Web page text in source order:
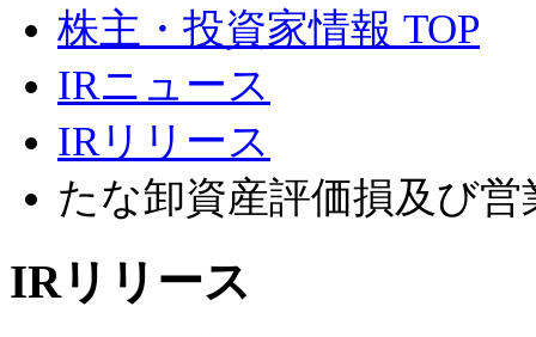
株主・投資家情報 TOP
IRニュース
IRリリース
たな卸資産評価損及び
IRリリース